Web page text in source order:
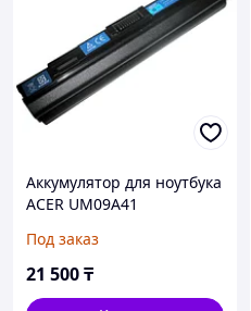
Аккумулятор для ноутбука
ACER UM09A41
Под заказ
21 500₸